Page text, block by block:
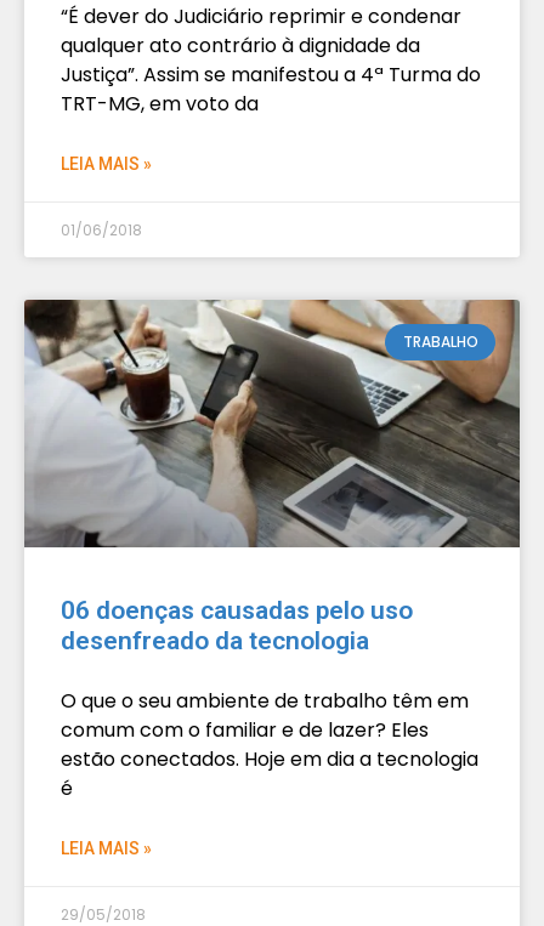
“É dever do Judiciário reprimir e condenar
qualquer ato contrário à dignidade da
Justiça”. Assim se manifestou a 4ª Turma do
TRT-MG, em voto da
LEIA MAIS »
01/06/2018
TRABALHO
06 doenças causadas pelo uso
desenfreado da tecnologia
O que o seu ambiente de trabalho têm em
comum com o familiar e de lazer? Eles
estão conectados. Hoje em dia a tecnologia
é
LEIA MAIS »
29/05/2018